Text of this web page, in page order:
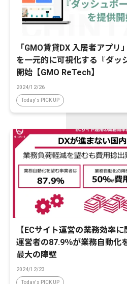
「GMO賃貸DX 入居者アプ
を一元的に可視化する『ダッ
開始【GMO ReTech】
2024/12/26
Today's PICK UP
【ECサイト運営の業務効率
運営者の87.9％が業務自動化
最大の障壁
2024/12/23
Today's PICK UP